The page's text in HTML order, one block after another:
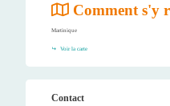
Comment s'y
Martinique
Voir la carte
Contact